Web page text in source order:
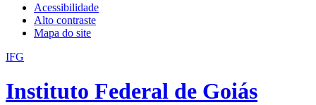
Acessibilidade
Alto contraste
Mapa do site
IFG
Instituto Federal de Goiás